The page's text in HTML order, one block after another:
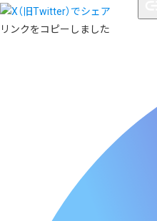
リンクをコピーしました